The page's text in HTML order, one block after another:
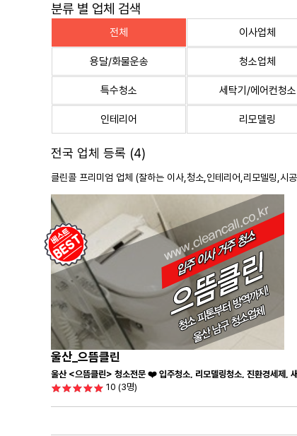
분류 별 업체 검색
전체 이사업체
용달/화물운송 청소업체
특수청소 세탁기/에어컨청소
인테리어 리모델링
전국 업체 등록 (4)
클린콜 프리미엄 업체 (잘하는 이사, 청소 ,인테리어,리모델링,시
울산_으뜸클린
울산 <으뜸클린> 청소전문 ❤️ 입주청소, 리모델링청소, 진환경세제,
10 (3명)